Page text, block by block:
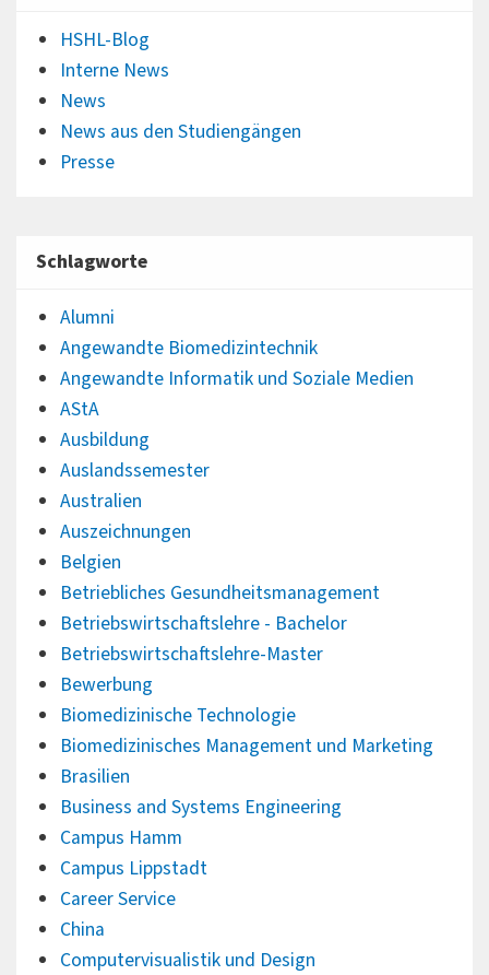
HSHL-Blog
Interne News
News
News aus den Studiengängen
Presse
Schlagworte
Alumni
Angewandte Biomedizintechnik
Angewandte Informatik und Soziale Medien
AStA
Ausbildung
Auslandssemester
Australien
Auszeichnungen
Belgien
Betriebliches Gesundheitsmanagement
Betriebswirtschaftslehre - Bachelor
Betriebswirtschaftslehre-Master
Bewerbung
Biomedizinische Technologie
Biomedizinisches Management und Marketing
Brasilien
Business and Systems Engineering
Campus Hamm
Campus Lippstadt
Career Service
China
Computervisualistik und Design